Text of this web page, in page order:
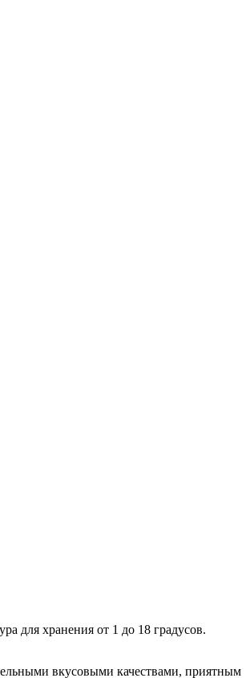
для хранения от 1 до 18 градусов.
вкусовыми качествами, приятным